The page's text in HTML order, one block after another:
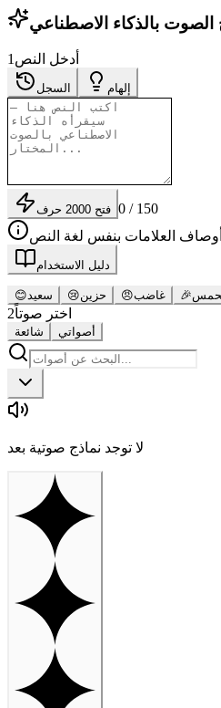
الصوت بالذكاء الاصطناعي
1 أدخل النص
السجل إلهام
فتح 2000 حرف 0 / 150
العلامات بنفس لغة النص
دليل الاستخدام
😊سعيد 😢حزين 😠غاضب 🎉
2اختر صوتاً
شائعة أصواتي
لا توجد نماذج صوتية بعد